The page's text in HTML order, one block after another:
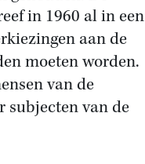
in 1960 al in een
aan de
moeten worden.
van de
subjecten van de